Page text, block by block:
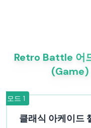
Retro Battle 어
(Game)
모드 1
클래식 아케이드